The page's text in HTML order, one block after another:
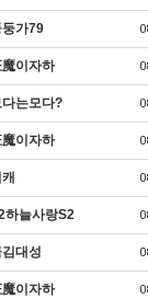
둥가79
이자하
다는모다?
이자하
하늘사랑S2
김대성
이자하